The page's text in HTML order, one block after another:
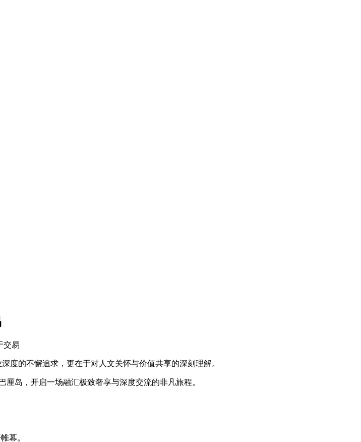
度的不懈追求，更在于对人文关怀与价值共享的深刻理解。
岛，开启一场融汇极致奢享与深度交流的非凡旅程。
幕。